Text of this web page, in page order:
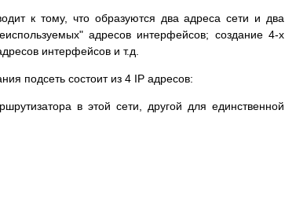
к тому, что образуются два адреса сети и два
адресов интерфейсов; создание 4-х
интерфейсов и т.д.
подсеть состоит из 4 IP адресов:
в этой сети, другой для единственной